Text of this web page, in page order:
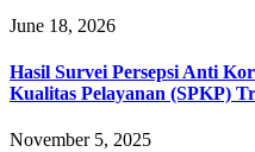
June 18, 2026
Hasil Survei Persepsi Anti
Kualitas Pelayanan (SPKP)
November 5, 2025